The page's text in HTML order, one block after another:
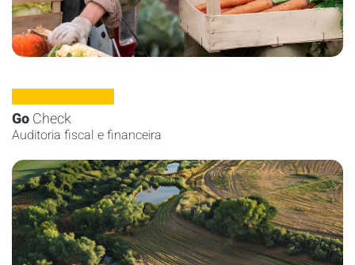
GoCheck
Auditoria fiscal e financeira